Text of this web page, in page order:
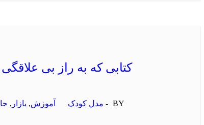
کتابی که به راز بی
BY - مدل کودک آموزش, بازار ,